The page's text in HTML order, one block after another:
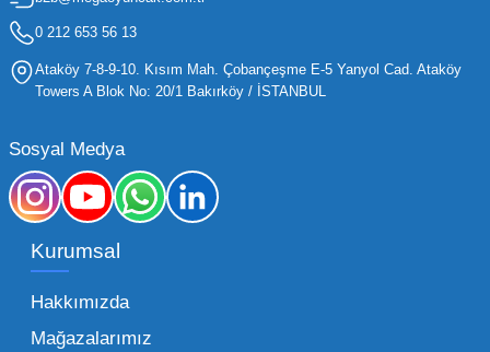
işletmelerin stoklarını güncel tutması ve her
yaş grubuna hitap eden ürünleri bünyesinde
barındırması gerekir.
Mega Oyuncak olarak sunduğumuz geniş ürün
yelpazesiyle, işletmenizin ihtiyacı olan tüm
kategorilerde profesyonel çözümler üretiyoruz.
sunduğumuz esnek çözümlerle, her ölçekteki
bayinin rekabet gücünü artırmayı hedefliyoruz.
0 212 653 56 13
Ataköy 7-8-9-10. Kısım Mah. Çobançeşme E-5 Yanyol Cad. Ataköy
Towers A Blok No: 20/1 Bakırköy / İSTANBUL
Sosyal Medya
Kurumsal
Hakkımızda
Mağazalarımız